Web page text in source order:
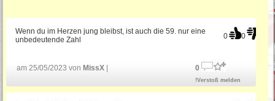
0 0
Wenn du im Herzen jung bleibst, ist auch die 59. nur eine
unbedeutende Zahl
am 25/05/2023 von MissX 0
!Verstoß melden